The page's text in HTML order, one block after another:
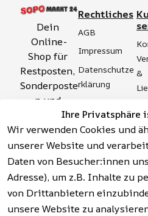
Ihre Privatsphäre
Wir verwenden Cookies und
unserer Website und
Daten von Besucher:innen
Adresse), um z.B. Inhalte zu
von Drittanbietern
unsere Website zu
Dein
Online-
Shop für
Restposten,
Sonderposte
n und
Aktionsartik
el rund um
Werkzeuge,
Garten,
Haushalt
und mehr.
Rechtliches
AGB
Impressum
Datenschutze
rklärung
tserklärung
Widerrufsrech
t
Hinweise zur
Batterieentso
rgung
&
&
t